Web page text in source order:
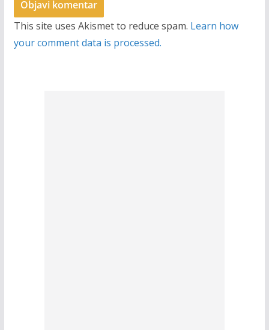
This site uses Akismet to reduce spam. Learn how
your comment data is processed.